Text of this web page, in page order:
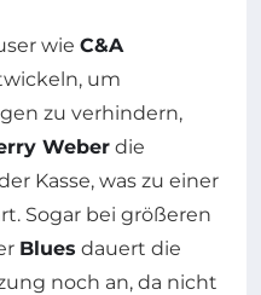
wie C&A
um
zu verhindern,
Weber die
Kasse, was zu einer
Sogar bei größeren
Blues dauert die
noch an, da nicht